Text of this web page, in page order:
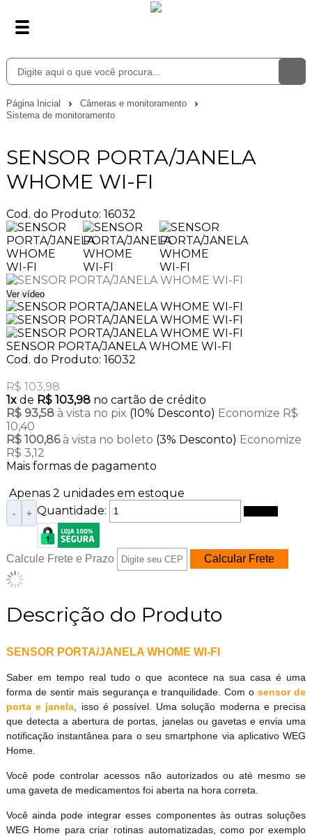
Página Inicial
Câmeras e monitoramento
Sistema de monitoramento
SENSOR PORTA/JANELA
WHOME WI-FI
Cod. do Produto: 16032
Ver vídeo
SENSOR PORTA/JANELA WHOME WI-FI
Cod. do Produto: 16032
R$ 103,98
1xde R$ 103,98 no cartão de crédito
R$ 93,58 à vista no pix (10% Desconto) Economize R$
10,40
R$ 100,86 à vista no boleto (3% Desconto) Economize
R$ 3,12
Mais formas de pagamento
Apenas 2 unidades em estoque
Quantidade:
- +
Calcule Frete e Prazo
Descrição do Produto
SENSOR PORTA/JANELA WHOME WI-FI
Saber em tempo real tudo o que acontece na sua casa é uma
forma de sentir mais segurança e tranquilidade. Com osensor de
porta e janela , isso é possível. Uma solução moderna e precisa
que detecta a abertura de portas, janelas ou gavetas e envia uma
notificação instantânea para o seu smartphone via aplicativo WEG
Home.
Você pode controlar acessos não autorizados ou até mesmo se
uma gaveta de medicamentos foi aberta na hora correta.
Você ainda pode integrar esses componentes às outras soluções
WEG Home para criar rotinas automatizadas, como por exemplo